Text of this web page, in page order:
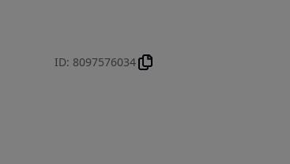
ID: 8097576034